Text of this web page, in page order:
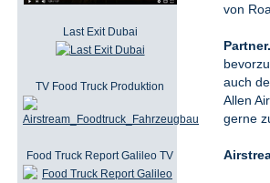
Last Exit Dubai
TV Food Truck Produktion
Food Truck Report Galileo TV
von
Partner.
auch
Allen
gerne